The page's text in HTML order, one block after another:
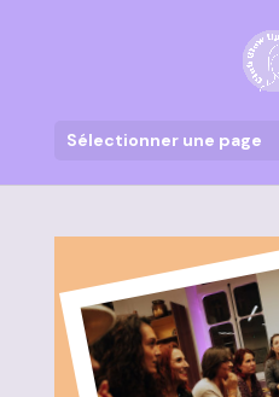
Sélectionner une page